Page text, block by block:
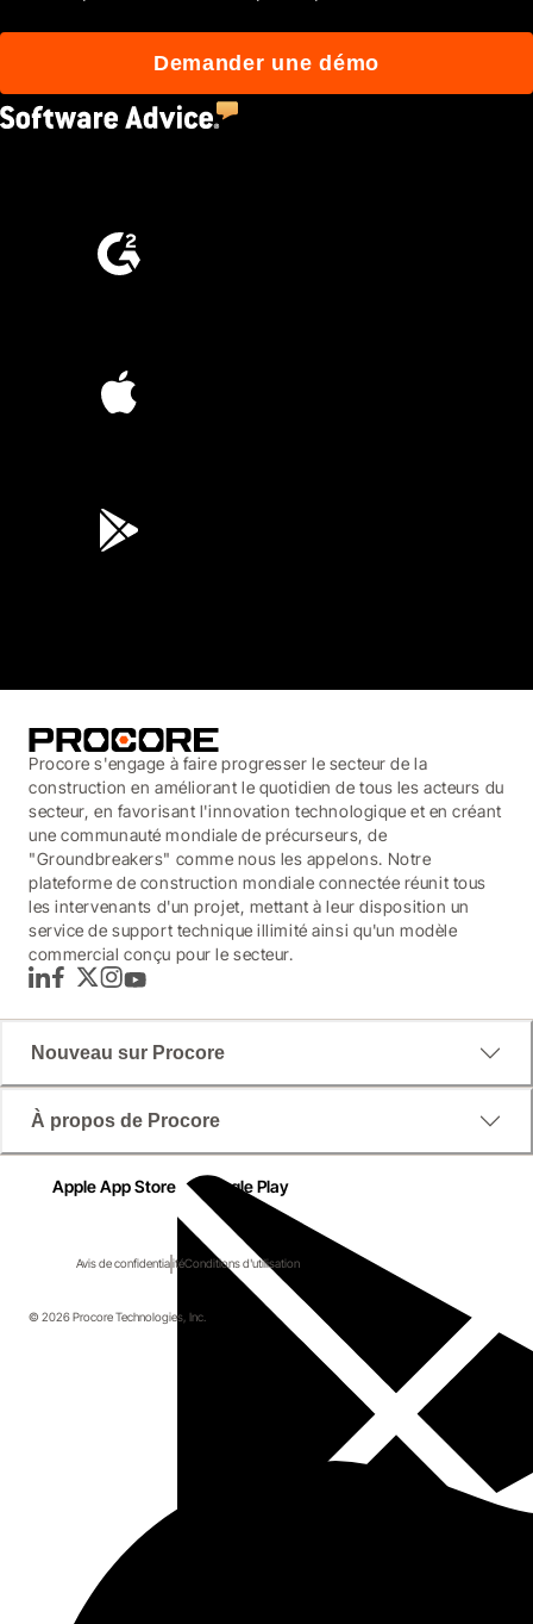
Demander une démo
Procore s'engage à faire progresser le secteur de la
construction en améliorant le quotidien de tous les acteurs du
secteur, en favorisant l'innovation technologique et en créant
une communauté mondiale de précurseurs, de
"Groundbreakers" comme nous les appelons. Notre
plateforme de construction mondiale connectée réunit tous
les intervenants d'un projet, mettant à leur disposition un
service de support technique illimité ainsi qu'un modèle
commercial conçu pour le secteur.
LinkedInFacebook
TwitterInstagram
YouTube
Nouveau sur Procore
À propos de Procore
Apple App Store Google Play
Avis de confidentialitéConditions d'utilisation
© 2026 Procore Technologies, Inc.